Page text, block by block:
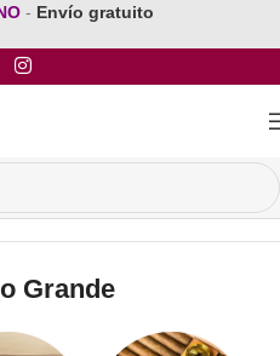
- Envío gratuito
Grande
Grande